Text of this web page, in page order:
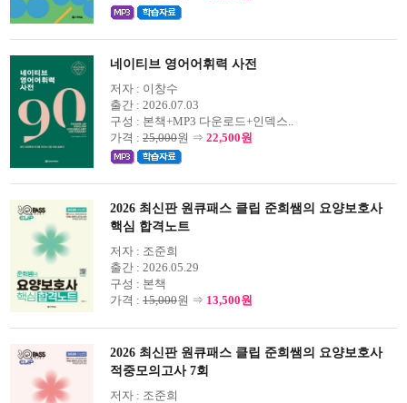
네이티브 영어어휘력 사전
저자 : 이창수
출간 : 2026.07.03
구성 : 본책+MP3 다운로드+인덱스..
가격 : 25,000원 ⇒ 22,500원
2026 최신판 원큐패스 클립 준희쌤의 요양보호사
핵심 합격노트
저자 : 조준희
출간 : 2026.05.29
구성 : 본책
가격 : 15,000원 ⇒ 13,500원
2026 최신판 원큐패스 클립 준희쌤의 요양보호사
적중모의고사 7회
저자 : 조준희